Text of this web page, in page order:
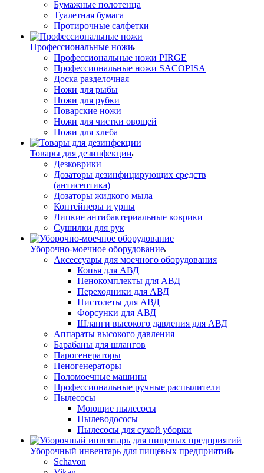
Бумажные полотенца
Туалетная бумага
Протирочные салфетки
Профессиональные ножи
Профессиональные ножи PIRGE
Профессиональные ножи SACOPISA
Доска разделочная
Ножи для рыбы
Ножи для рубки
Поварские ножи
Ножи для чистки овощей
Ножи для хлеба
Товары для дезинфекции
Дезковрики
Дозаторы дезинфицирующих средств
(антисептика)
Дозаторы жидкого мыла
Контейнеры и урны
Липкие антибактериальные коврики
Сушилки для рук
Уборочно-моечное оборудование
Аксессуары для моечного оборудования
Копья для АВД
Пенокомплекты для АВД
Переходники для АВД
Пистолеты для АВД
Форсунки для АВД
Шланги высокого давления для АВД
Аппараты высокого давления
Барабаны для шлангов
Парогенераторы
Пеногенераторы
Поломоечные машины
Профессиональные ручные распылители
Пылесосы
Моющие пылесосы
Пылеводососы
Пылесосы для сухой уборки
Уборочный инвентарь для пищевых предприятий
Schavon